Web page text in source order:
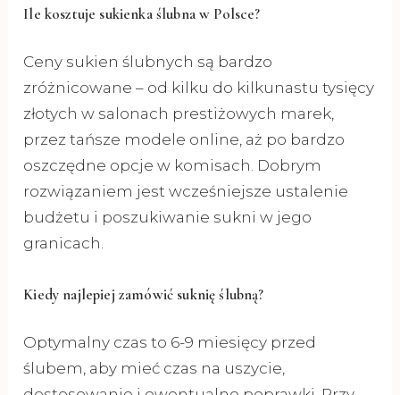
Ile kosztuje sukienka ślubna w Polsce?
Ceny sukien ślubnych są bardzo
zróżnicowane – od kilku do kilkunastu tysięcy
złotych w salonach prestiżowych marek,
przez tańsze modele online, aż po bardzo
oszczędne opcje w komisach. Dobrym
rozwiązaniem jest wcześniejsze ustalenie
budżetu i poszukiwanie sukni w jego
granicach.
Kiedy najlepiej zamówić suknię ślubną?
Optymalny czas to 6-9 miesięcy przed
ślubem, aby mieć czas na uszycie,